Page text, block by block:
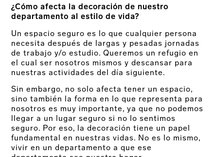
¿Cómo afecta la decoración de nuestro
departamento al estilo de vida?
Un espacio seguro es lo que cualquier persona
necesita después de largas y pesadas jornadas
de trabajo y/o estudio. Queremos un refugio en
el cual ser nosotros mismos y descansar para
nuestras actividades del día siguiente.
Sin embargo, no solo afecta tener un espacio,
sino también la forma en lo que representa para
nosotros es muy importante, ya que no podemos
llegar a un lugar seguro si no lo sentimos
seguro. Por eso, la decoración tiene un papel
fundamental en nuestras vidas. No es lo mismo,
vivir en un departamento a que ese